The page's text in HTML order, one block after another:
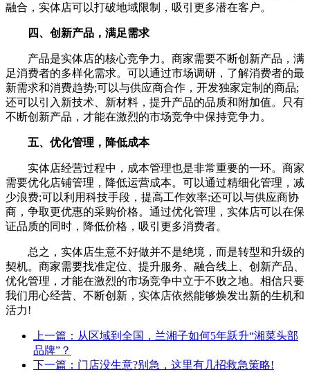
融合，实体店可以打破地域限制，吸引更多潜在客户。
四、创新产品，满足需求
产品是实体店的核心竞争力。商家需要不断创新产品，满
足消费者的多样化需求。可以通过市场调研，了解消费者的最
新需求和消费趋势;可以与供应商合作，开发独家定制的商品;
还可以引入新技术、新材料，提升产品的品质和附加值。只有
不断创新产品，才能在激烈的市场竞争中保持竞争力。
五、优化管理，降低成本
实体店经营过程中，成本管理也是非常重要的一环。商家
需要优化店铺管理，降低运营成本。可以通过精细化管理，减
少浪费;可以利用科技手段，提高工作效率;还可以与供应商协
商，争取更优惠的采购价格。通过优化管理，实体店可以在保
证品质的同时，降低价格，吸引更多消费者。
总之，实体店生意不好做并不是绝境，而是转型和升级的
契机。商家需要找准定位、提升服务、融合线上、创新产品、
优化管理，才能在激烈的市场竞争中立于不败之地。相信只要
我们用心经营、不断创新，实体店依然能够焕发出新的生机和
活力!
上一篇：从区域到全国，兰湘子如何5年跃升“湘菜头部
品牌”？
下一篇：门店没生意?别急，这里有几招救急策略!